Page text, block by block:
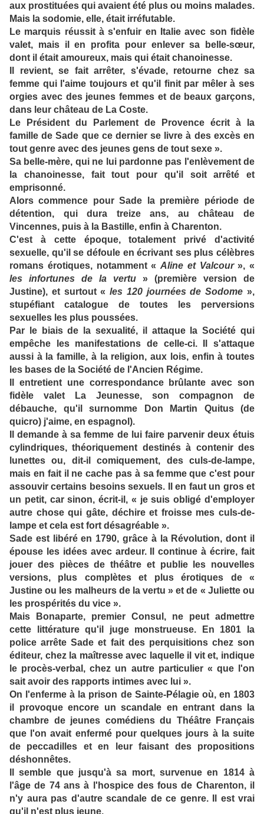
aux prostituées qui avaient été plus ou moins malades.
Mais la sodomie, elle, était irréfutable.
Le marquis réussit à s'enfuir en Italie avec son fidèle
valet, mais il en profita pour enlever sa belle-sœur,
dont il était amoureux, mais qui était chanoinesse.
Il revient, se fait arrêter, s'évade, retourne chez sa
femme qui l'aime toujours et qu'il finit par mêler à ses
orgies avec des jeunes femmes et de beaux garçons,
dans leur château de La Coste.
Le Président du Parlement de Provence écrit à la
famille de Sade que ce dernier se livre à des excès en
tout genre avec des jeunes gens de tout sexe ».
Sa belle-mère, qui ne lui pardonne pas l'enlèvement de
la chanoinesse, fait tout pour qu'il soit arrêté et
emprisonné.
Alors commence pour Sade la première période de
détention, qui dura treize ans, au château de
Vincennes, puis à la Bastille, enfin à Charenton.
C'est à cette époque, totalement privé d'activité
sexuelle, qu'il se défoule en écrivant ses plus célèbres
romans érotiques, notamment « Aline et Valcour», «
les infortunes de la vertu » (première version de
Justine), et surtout «les 120 journées de Sodome »,
stupéfiant catalogue de toutes les perversions
sexuelles les plus poussées.
Par le biais de la sexualité, il attaque la Société qui
empêche les manifestations de celle-ci. Il s'attaque
aussi à la famille, à la religion, aux lois, enfin à toutes
les bases de la Société de l'Ancien Régime.
Il entretient une correspondance brûlante avec son
fidèle valet La Jeunesse, son compagnon de
débauche, qu'il surnomme Don Martin Quitus (de
quicro) j'aime, en espagnol).
Il demande à sa femme de lui faire parvenir deux étuis
cylindriques, théoriquement destinés à contenir des
lunettes ou, dit-il comiquement, des culs-de-lampe,
mais en fait il ne cache pas à sa femme que c'est pour
assouvir certains besoins sexuels. Il en faut un gros et
un petit, car sinon, écrit-il, « je suis obligé d'employer
autre chose qui gâte, déchire et froisse mes culs-de-
lampe et cela est fort désagréable ».
Sade est libéré en 1790, grâce à la Révolution, dont il
épouse les idées avec ardeur. Il continue à écrire, fait
jouer des pièces de théâtre et publie les nouvelles
versions, plus complètes et plus érotiques de «
Justine ou les malheurs de la vertu » et de « Juliette ou
les prospérités du vice ».
Mais Bonaparte, premier Consul, ne peut admettre
cette littérature qu'il juge monstrueuse. En 1801 la
police arrête Sade et fait des perquisitions chez son
éditeur, chez la maîtresse avec laquelle il vit et, indique
le procès-verbal, chez un autre particulier « que l'on
sait avoir des rapports intimes avec lui ».
On l'enferme à la prison de Sainte-Pélagie où, en 1803
il provoque encore un scandale en entrant dans la
chambre de jeunes comédiens du Théâtre Français
que l'on avait enfermé pour quelques jours à la suite
de peccadilles et en leur faisant des propositions
déshonnêtes.
Il semble que jusqu'à sa mort, survenue en 1814 à
l'âge de 74 ans à l'hospice des fous de Charenton, il
n'y aura pas d'autre scandale de ce genre. Il est vrai
qu'il n'est plus jeune.